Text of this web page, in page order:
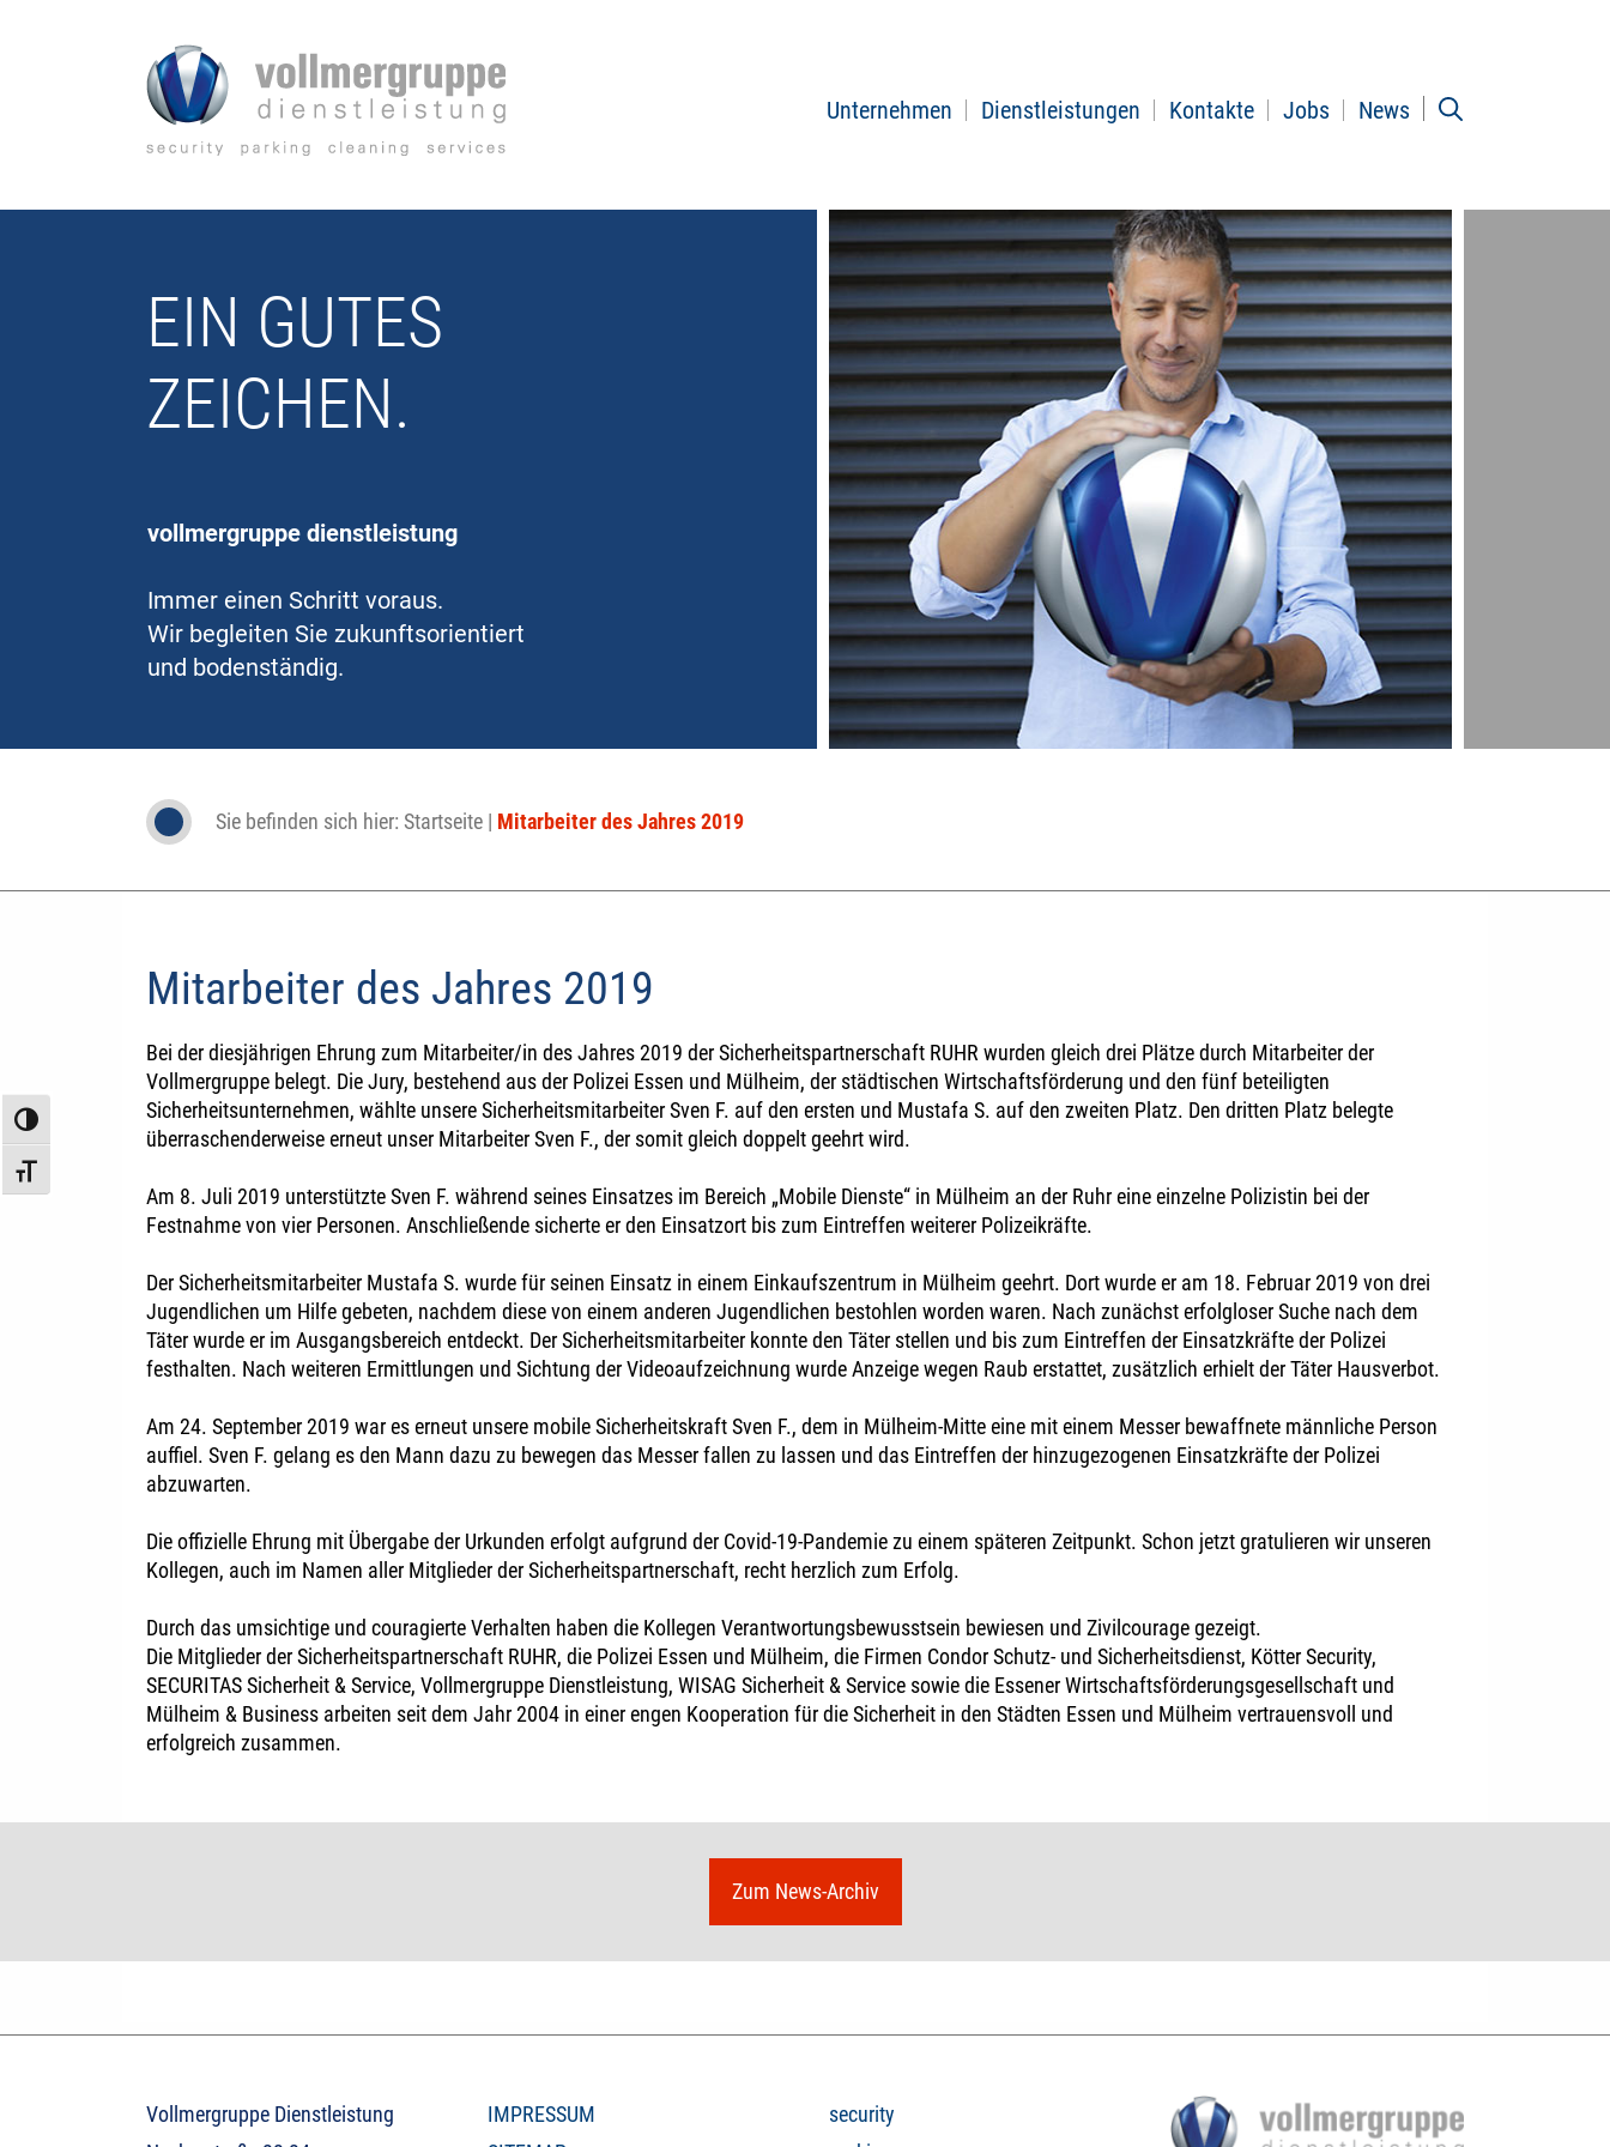
Umschalten auf hohe Kontraste
Schrift vergrößern
Unternehmen Dienstleistungen Kontakte Jobs News
EIN GUTES
ZEICHEN.
vollmergruppe dienstleistung
Immer einen Schritt voraus.
Wir begleiten Sie zukunftsorientiert
und bodenständig.
Sie befinden sich hier: Startseite | Mitarbeiter des Jahres 2019
Mitarbeiter des Jahres 2019
Bei der diesjährigen Ehrung zum Mitarbeiter/in des Jahres 2019 der Sicherheitspartnerschaft RUHR wurden gleich drei Plätze durch Mitarbeiter der
Vollmergruppe belegt. Die Jury, bestehend aus der Polizei Essen und Mülheim, der städtischen Wirtschaftsförderung und den fünf beteiligten
Sicherheitsunternehmen, wählte unsere Sicherheitsmitarbeiter Sven F. auf den ersten und Mustafa S. auf den zweiten Platz. Den dritten Platz belegte
überraschenderweise erneut unser Mitarbeiter Sven F., der somit gleich doppelt geehrt wird.
Am 8. Juli 2019 unterstützte Sven F. während seines Einsatzes im Bereich „Mobile Dienste“ in Mülheim an der Ruhr eine einzelne Polizistin bei der
Festnahme von vier Personen. Anschließende sicherte er den Einsatzort bis zum Eintreffen weiterer Polizeikräfte.
Der Sicherheitsmitarbeiter Mustafa S. wurde für seinen Einsatz in einem Einkaufszentrum in Mülheim geehrt. Dort wurde er am 18. Februar 2019 von drei
Jugendlichen um Hilfe gebeten, nachdem diese von einem anderen Jugendlichen bestohlen worden waren. Nach zunächst erfolgloser Suche nach dem
Täter wurde er im Ausgangsbereich entdeckt. Der Sicherheitsmitarbeiter konnte den Täter stellen und bis zum Eintreffen der Einsatzkräfte der Polizei
festhalten. Nach weiteren Ermittlungen und Sichtung der Videoaufzeichnung wurde Anzeige wegen Raub erstattet, zusätzlich erhielt der Täter Hausverbot.
Am 24. September 2019 war es erneut unsere mobile Sicherheitskraft Sven F., dem in Mülheim-Mitte eine mit einem Messer bewaffnete männliche Person
auffiel. Sven F. gelang es den Mann dazu zu bewegen das Messer fallen zu lassen und das Eintreffen der hinzugezogenen Einsatzkräfte der Polizei
abzuwarten.
Die offizielle Ehrung mit Übergabe der Urkunden erfolgt aufgrund der Covid-19-Pandemie zu einem späteren Zeitpunkt. Schon jetzt gratulieren wir unseren
Kollegen, auch im Namen aller Mitglieder der Sicherheitspartnerschaft, recht herzlich zum Erfolg.
Durch das umsichtige und couragierte Verhalten haben die Kollegen Verantwortungsbewusstsein bewiesen und Zivilcourage gezeigt.
Die Mitglieder der Sicherheitspartnerschaft RUHR, die Polizei Essen und Mülheim, die Firmen Condor Schutz- und Sicherheitsdienst, Kötter Security,
SECURITAS Sicherheit & Service, Vollmergruppe Dienstleistung, WISAG Sicherheit & Service sowie die Essener Wirtschaftsförderungsgesellschaft und
Mülheim & Business arbeiten seit dem Jahr 2004 in einer engen Kooperation für die Sicherheit in den Städten Essen und Mülheim vertrauensvoll und
erfolgreich zusammen.
Zum News-Archiv
Vollmergruppe Dienstleistung
IMPRESSUM
security